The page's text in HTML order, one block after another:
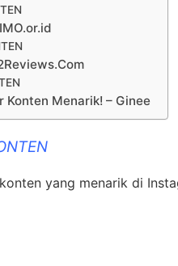
Konten Menarik! – Ginee
yang menarik di